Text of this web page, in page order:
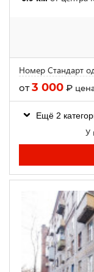
Номер Стандарт
от3 000 ₽
Ещё 2
У